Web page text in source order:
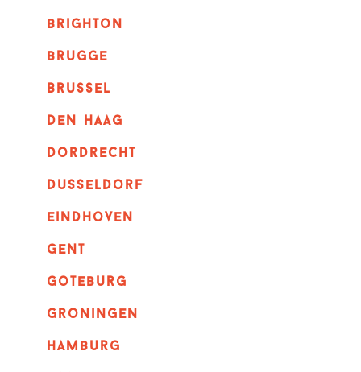
brighton
brugge
Brussel
Den haag
dordrecht
dusseldorf
eindhoven
GENT
goteburg
groningen
hamburg